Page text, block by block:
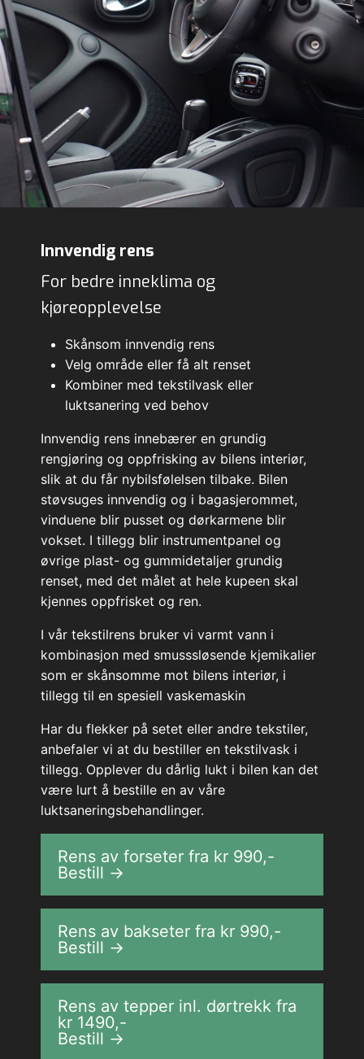
Innvendig rens
For bedre inneklima og
kjøreopplevelse
Skånsom innvendig rens
Velg område eller få alt renset
Kombiner med tekstilvask eller
luktsanering ved behov
Innvendig rens innebærer en grundig
rengjøring og oppfrisking av bilens interiør,
slik at du får nybilsfølelsen tilbake. Bilen
støvsuges innvendig og i bagasjerommet,
vinduene blir pusset og dørkarmene blir
vokset. I tillegg blir instrumentpanel og
øvrige plast- og gummidetaljer grundig
renset, med det målet at hele kupeen skal
kjennes oppfrisket og ren.
I vår tekstilrens bruker vi varmt vann i
kombinasjon med smusssløsende kjemikalier
som er skånsomme mot bilens interiør, i
tillegg til en spesiell vaskemaskin
Har du flekker på setet eller andre tekstiler,
anbefaler vi at du bestiller en tekstilvask i
tillegg. Opplever du dårlig lukt i bilen kan det
være lurt å bestille en av våre
luktsaneringsbehandlinger.
Rens av forseter fra kr 990,-
Bestill →
Rens av bakseter fra kr 990,-
Bestill →
Rens av tepper inl. dørtrekk fra
kr 1490,-
Bestill →